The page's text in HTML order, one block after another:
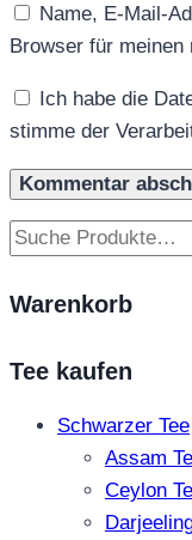
Name, E-Mail-
Browser für meinen
Ich habe die
stimme der
Suchen
Warenkorb
Tee kaufen
Schwarzer Tee
Assam
Ceylon